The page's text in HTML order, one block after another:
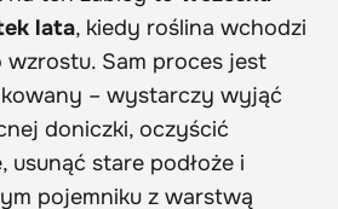
lata, kiedy roślina wchodzi
Sam proces jest
– wystarczy wyjąć
doniczki, oczyścić
usunąć stare podłoże i
pojemniku z warstwą